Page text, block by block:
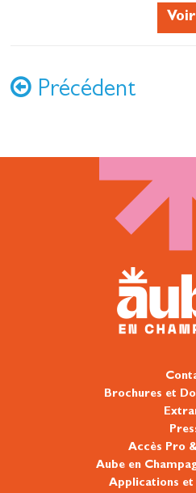
Voir
Précédent
Brochures et
Accès Pro
Aube en
Applications et